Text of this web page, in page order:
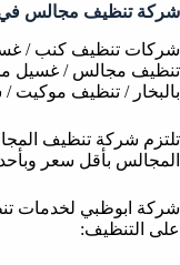
شركة تنظيف مجالس في
شركات تنظيف كنب /
تنظيف مجالس / غسيل
بالبخار / تنظيف
تلتزم شركة تنظيف
المجالس بأقل سعر
شركة ابوظبي لخدمات
على التنظيف: